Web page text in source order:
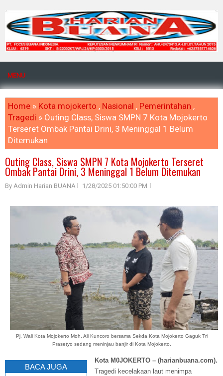
MENU
Home » Kota mojokerto , Nasional , Pemerintahan ,
Tragedi » Outing Class, Siswa SMPN 7 Kota Mojokerto
Terseret Ombak Pantai Drini, 3 Meninggal 1 Belum
Ditemukan
Outing Class, Siswa SMPN 7 Kota Mojokerto Terseret
Ombak Pantai Drini, 3 Meninggal 1 Belum Ditemukan
By Admin Harian BUANA 1/28/2025 01:50:00 PM
Pj. Wali Kota Mojokerto Moh. Ali Kuncoro bersama Sekda Kota Mojokerto Gaguk Tri
Prasetyo sedang meninjau banjir di Kota Mojokerto.
BACA JUGA
Kota M0JOKERTO – (harianbuana.com).
Tragedi kecelakaan laut menimpa